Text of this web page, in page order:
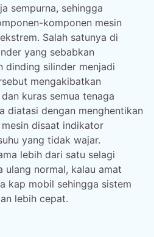
sempurna, sehingga
komponen mesin
Salah satunya di
yang sebabkan
dinding silinder menjadi
mengakibatkan
kuras semua tenaga
diatasi dengan menghentikan
disaat indikator
yang tidak wajar.
lebih dari satu selagi
ulang normal, kalau amat
kap mobil sehingga sistem
lebih cepat.